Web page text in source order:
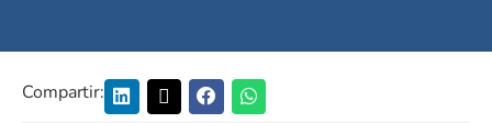
Compartir: